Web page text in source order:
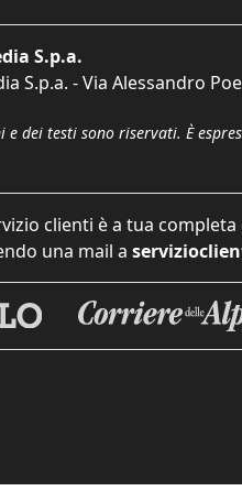
S.p.a.
S.p.a. - Via Alessandro
dei testi sono riservati. È
clienti è a tua
una mail a